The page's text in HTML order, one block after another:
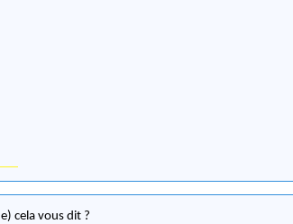
cela vous dit ?